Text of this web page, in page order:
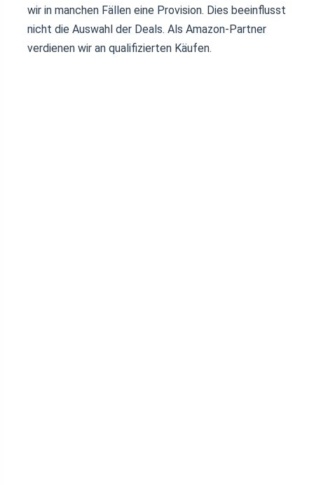
wir in manchen Fällen eine Provision. Dies beeinflusst
nicht die Auswahl der Deals. Als Amazon-Partner
verdienen wir an qualifizierten Käufen.